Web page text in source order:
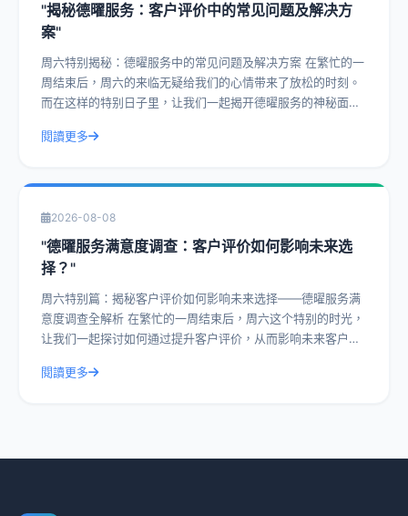
"揭秘德曜服务：客户评价中的常见问题及解决方
案"
周六特别揭秘：德曜服务中的常见问题及解决方案 在繁忙的一
周结束后，周六的来临无疑给我们的心情带来了放松的时刻。
而在这样的特别日子里，让我们一起揭开德曜服务的神秘面
閱讀更多
2026-08-08
"德曜服务满意度调查：客户评价如何影响未来选
择？"
周六特别篇：揭秘客户评价如何影响未来选择——德曜服务满
意度调查全解析 在繁忙的一周结束后，周六这个特别的时光，
让我们一起探讨如何通过提升客户评价，从而影响未来客户的
閱讀更多